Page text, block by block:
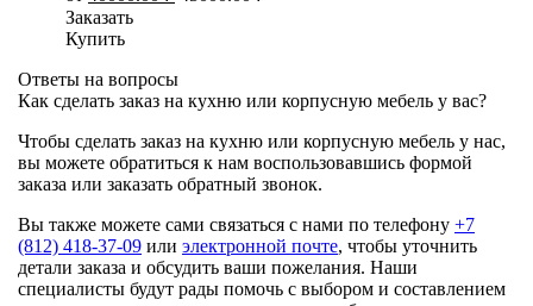
Заказать
Купить
Ответы на вопросы
Как сделать заказ на кухню или корпусную мебель у вас?
Чтобы сделать заказ на кухню или корпусную мебель у нас,
вы можете обратиться к нам воспользовавшись формой
заказа или заказать обратный звонок.
Вы также можете сами связаться с нами по телефону +7
(812) 418-37-09 или электронной почте, чтобы уточнить
детали заказа и обсудить ваши пожелания. Наши
специалисты будут рады помочь с выбором и составлением